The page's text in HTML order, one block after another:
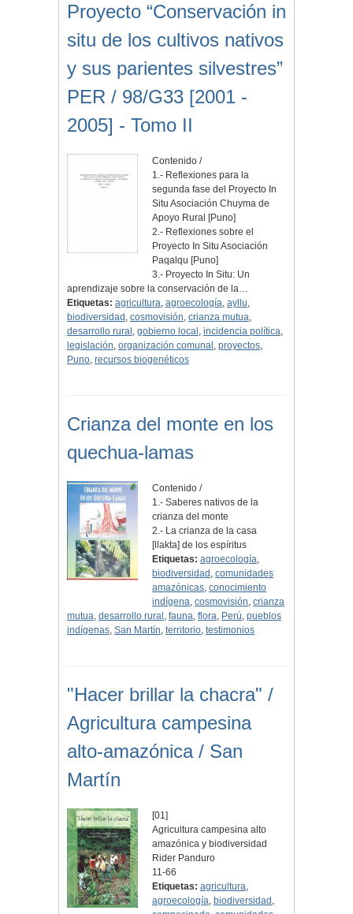
Proyecto “Conservación in
situ de los cultivos nativos
y sus parientes silvestres”
PER / 98/G33 [2001 -
2005] - Tomo II
Contenido /
1.- Reflexiones para la
segunda fase del Proyecto In
Situ Asociación Chuyma de
Apoyo Rural [Puno]
2.- Reflexiones sobre el
Proyecto In Situ Asociación
Paqalqu [Puno]
3.- Proyecto In Situ: Un
aprendizaje sobre la conservación de la…
Etiquetas: agricultura, agroecología, ayllu,
biodiversidad , cosmovisión, crianza mutua,
desarrollo rural , gobierno local , incidencia política,
legislación, organización comunal , proyectos,
Puno, recursos biogenéticos
Crianza del monte en los
quechua-lamas
Contenido /
1.- Saberes nativos de la
crianza del monte
2.- La crianza de la casa
[llakta] de los espíritus
Etiquetas: agroecología,
biodiversidad ,comunidades
amazónicas,conocimiento
indígena,cosmovisión,crianza
mutua, desarrollo rural , fauna, flora, Perú, pueblos
indígenas, San Martín, territorio, testimonios
"Hacer brillar la chacra" /
Agricultura campesina
alto-amazónica / San
Martín
[01]
Agricultura campesina alto
amazónica y biodiversidad
Rider Panduro
11-66
Etiquetas: agricultura,
agroecología, biodiversidad ,